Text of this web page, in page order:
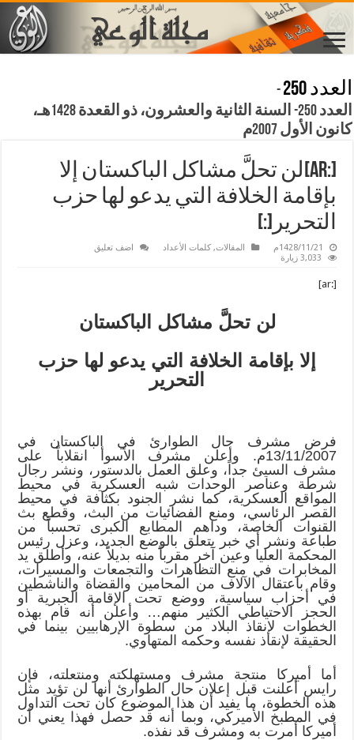
العدد 250
-
العدد 250- السنة الثانية والعشرون، ذو القعدة 1428هـ،
كانون الأول 2007م
[:ar]لن تحلَّ مشاكل الباكستان إلا
بإقامة الخلافة التي يدعو لها حزب
التحرير[:]
1428/11/21م المقالات,كلمات الأعداد
اضف تعليق
3,033 زيارة
[:ar]
لن تحلَّ مشاكل الباكستان
إلا بإقامة الخلافة التي يدعو لها حزب
التحرير
فرض مشرف حال الطوارئ في الباكستان في
13/11/2007م. وأعلن مشرف الأسوأ انقلاباً على
مشرف السيئ جداً، وعلق العمل بالدستور، ونشر رجال
شرطة وعناصر الوحدات شبه العسكرية في محيط
المواقع العسكرية، كما نشر الجنود بكثافة في محيط
القصر الرئاسي، ومنع الفضائيات من البث، وقطع بث
القنوات الخاصة، وداهم المطابع الكبرى تحسباً من
طباعة ونشر أي خبر يتعلق بالوضع الجديد، وعزل رئيس
المحكمة العليا وعين آخر مقرباً منه بديلاً عنه، وأطلق يد
المخابرات في منع التظاهرات والتجمعات والمسيرات،
وقام باعتقال الآلاف من المحامين والقضاة والناشطين
في أحزاب سياسية، ووضع تحت الإقامة الجبرية أو
الحجز الاحتياطي الكثير منهم… وأعلن أنه قام بهذه
الخطوات لإنقاذ البلاد من سطوة الإرهابيين بينما في
الحقيقة لإنقاذ نفسه وحكمه المتهاوي.
أما أميركا منتجة مشرف ومستهلكته ومنتعلته، فإن
رايس أعلنت قبل إعلان حال الطوارئ أنها لن تؤيد مثل
هذه الخطوة، ما يفيد أن هذا الموضوع كان تحت التداول
في المطبخ الأميركي، وبما أنه قد حصل فهذا يعني أن
أميركا أمرت به ومشرف قد نفذه.